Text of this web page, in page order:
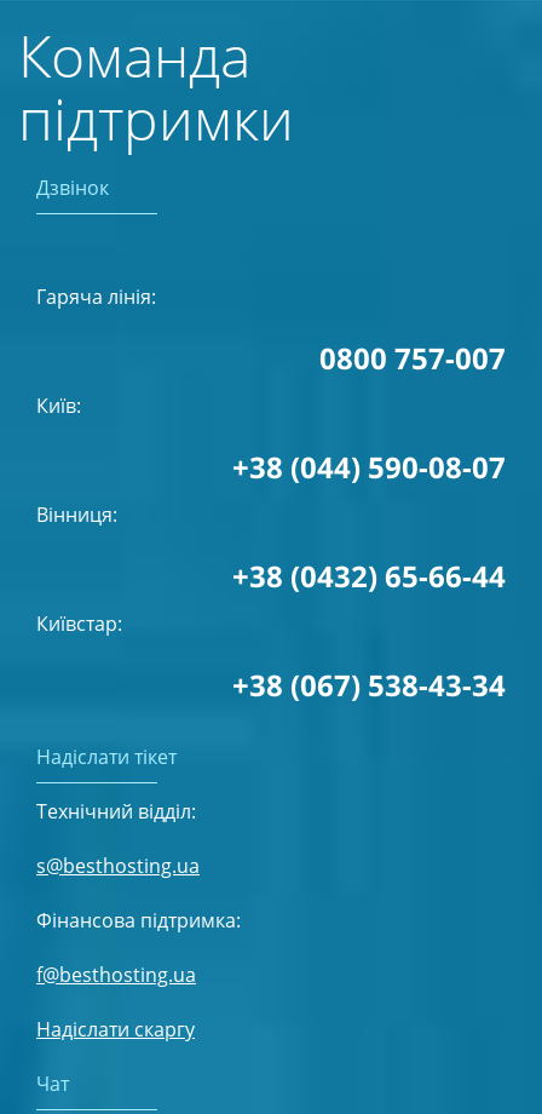
Команда
підтримки
Дзвінок
Гаряча лінія:
0800 757-007
Київ:
+38 (044) 590-08-07
Вінниця:
+38 (0432) 65-66-44
Київстар:
+38 (067) 538-43-34
Надіслати тікет
Технічний відділ:
s@besthosting.ua
Фінансова підтримка:
f@besthosting.ua
Надіслати скаргу
Чат